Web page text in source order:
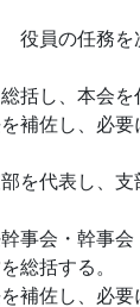
役員の任務を
括し、本会を
補佐し、必
を代表し、
事会・幹事
総括する。
補佐し、必